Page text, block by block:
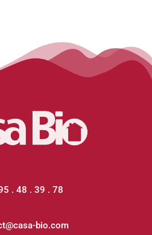
. 48 . 39 . 78
bio.com